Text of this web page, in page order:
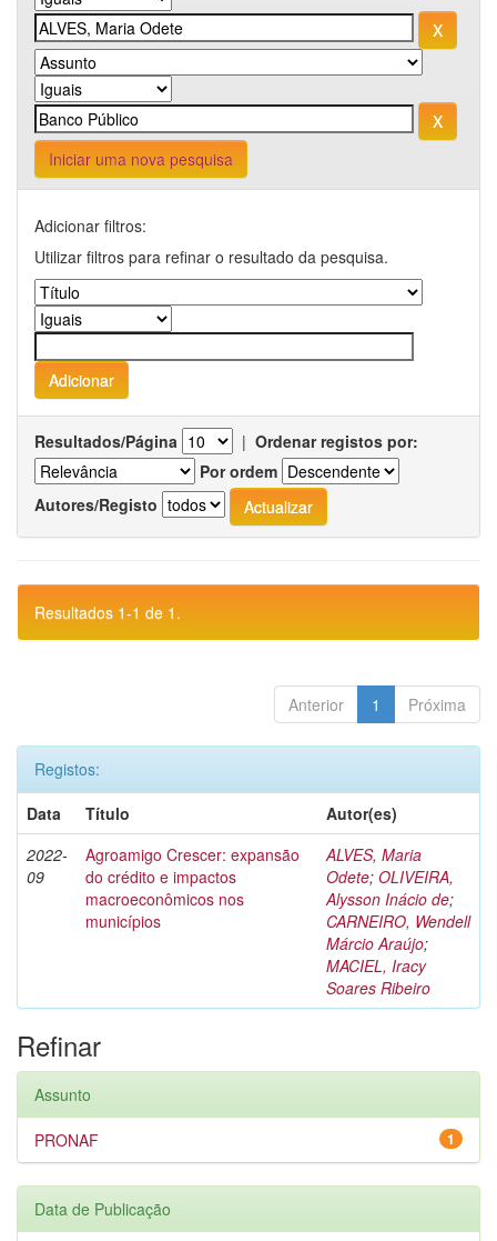
Iniciar uma nova pesquisa
Adicionar filtros:
Utilizar filtros para refinar o resultado da pesquisa.
Resultados/Página | Ordenar registos por:
Por ordem
Autores/Registo
Resultados 1-1 de 1.
Anterior 1 Próxima
Registos:
Data
Título
Autor(es)
2022-
09
Agroamigo Crescer: expansão
do crédito e impactos
macroeconômicos nos
municípios
ALVES, Maria
Odete; OLIVEIRA,
Alysson Inácio de;
CARNEIRO, Wendell
Márcio Araújo;
MACIEL, Iracy
Soares Ribeiro
Refinar
Assunto
1
PRONAF
Data de Publicação